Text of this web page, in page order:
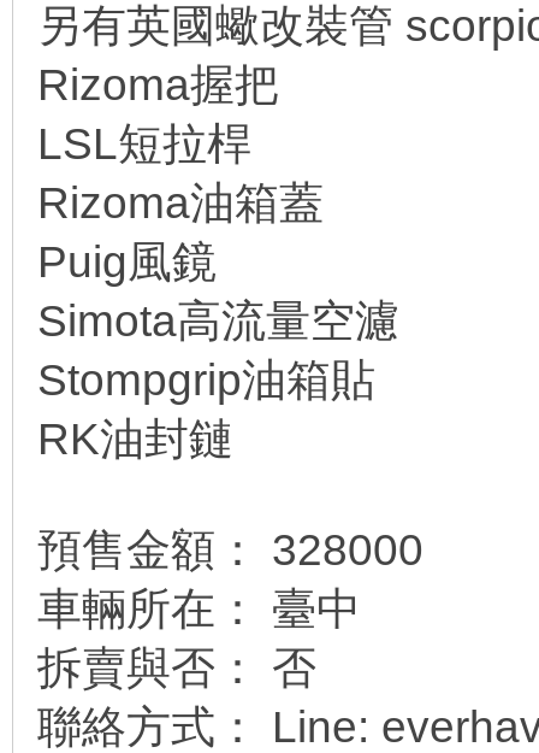
另有英國蠍改裝管
Rizoma握把
LSL短拉桿
Rizoma油箱蓋
Puig風鏡
Simota高流量空濾
Stompgrip油箱貼
RK油封鏈
預售金額： 328000
車輛所在： 臺中
拆賣與否： 否
聯絡方式： Line: